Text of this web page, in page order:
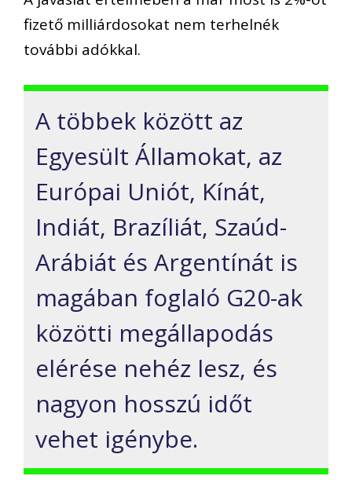
fizető milliárdosokat nem terhelnék
további adókkal.
A többek között az
Egyesült Államokat, az
Európai Uniót, Kínát,
Indiát, Brazíliát, Szaúd-
Arábiát és Argentínát is
magában foglaló G20-ak
közötti megállapodás
elérése nehéz lesz, és
nagyon hosszú időt
vehet igénybe.